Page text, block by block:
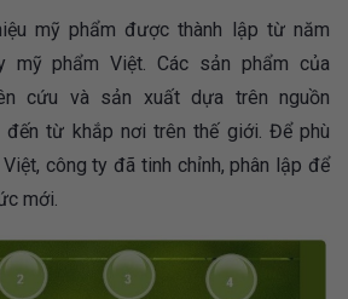
mỹ phẩm được thành lập từ năm
mỹ phẩm Việt. Các sản phẩm của
cứu và sản xuất dựa trên nguồn
đến từ khắp nơi trên thế giới. Để phù
công ty đã tinh chỉnh, phân lập để
mới.